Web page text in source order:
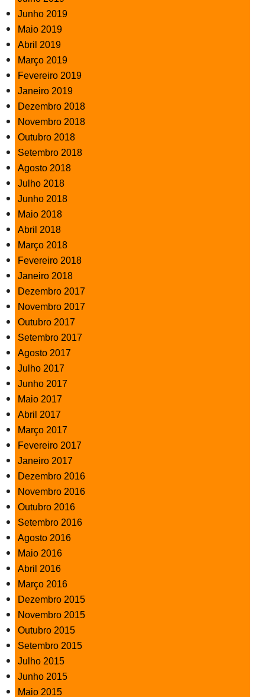
Junho 2019
Maio 2019
Abril 2019
Março 2019
Fevereiro 2019
Janeiro 2019
Dezembro 2018
Novembro 2018
Outubro 2018
Setembro 2018
Agosto 2018
Julho 2018
Junho 2018
Maio 2018
Abril 2018
Março 2018
Fevereiro 2018
Janeiro 2018
Dezembro 2017
Novembro 2017
Outubro 2017
Setembro 2017
Agosto 2017
Julho 2017
Junho 2017
Maio 2017
Abril 2017
Março 2017
Fevereiro 2017
Janeiro 2017
Dezembro 2016
Novembro 2016
Outubro 2016
Setembro 2016
Agosto 2016
Maio 2016
Abril 2016
Março 2016
Dezembro 2015
Novembro 2015
Outubro 2015
Setembro 2015
Julho 2015
Junho 2015
Maio 2015